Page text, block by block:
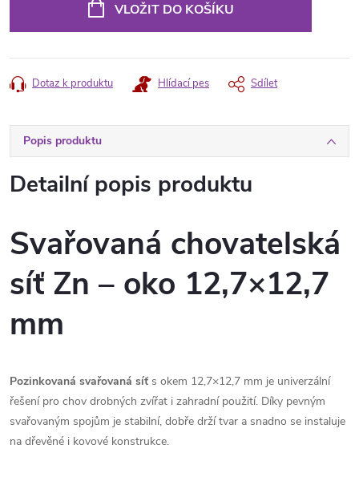
VLOŽIT DO KOŠÍKU
Dotaz k produktu Hlídací pes Sdílet
Popis produktu
Detailní popis produktu
Svařovaná chovatelská
síť Zn – oko 12,7×12,7
mm
Pozinkovaná svařovaná síť s okem 12,7×12,7 mm je univerzální
řešení pro chov drobných zvířat i zahradní použití. Díky pevným
svařovaným spojům je stabilní, dobře drží tvar a snadno se instaluje
na dřevěné i kovové konstrukce.